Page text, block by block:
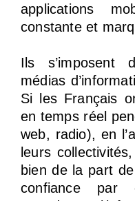
applications
constante et
Ils s’imposent
médias
Si les Français
en temps réel
web, radio), en
leurs
bien de la part
confiance par